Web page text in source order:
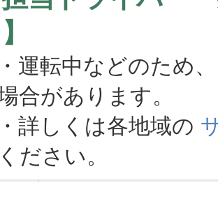
運転中などのため
合があります。
詳しくは各地域の
ください。